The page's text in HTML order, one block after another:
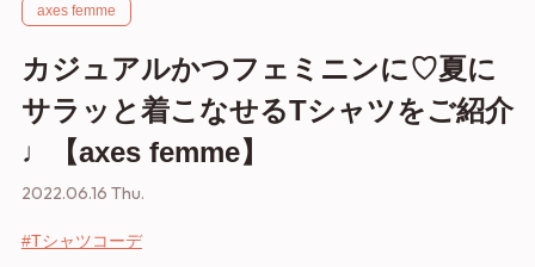
axes femme
カジュアルかつフェミニンに♡夏に
サラッと着こなせるTシャツをご紹介
♩【axes femme】
2022.06.16 Thu.
#Tシャツコーデ